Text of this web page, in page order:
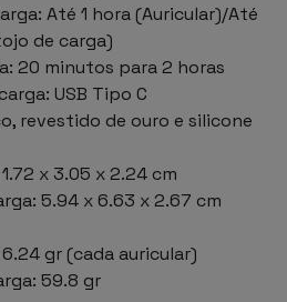
Até 1 hora (Auricular)/Até
de carga)
20 minutos para 2 horas
USB Tipo C
revestido de ouro e silicone
x 3.05 x 2.24 cm
5.94 x 6.63 x 2.67 cm
gr (cada auricular)
59.8 gr